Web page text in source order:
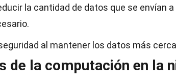
la cantidad de datos que se envían
al mantener los datos más
de la computación en la